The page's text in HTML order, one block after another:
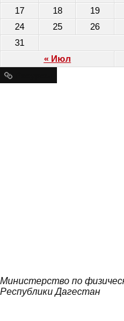
« Июл
17
18 19
24
25 26
31
Министерство по
Республики Дагестан